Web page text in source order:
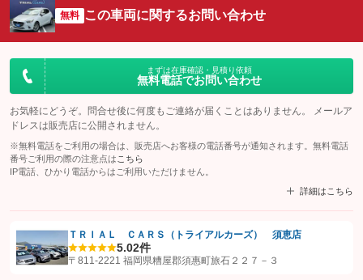
無料 この車両に関するお問い合わせ
まずは在庫確認・見積り依頼
無料電話でお問い合わせ
お気軽にどうぞ。問合せ後に何度もご連絡が届くことはありません。 メールア
ドレスは販売店に公開されません。
※無料電話をご利用の場合は、販売店へお客様の電話番号が通知されます。無料電話
番号ご利用の際の注意点は こちら
IP電話、ひかり電話からはご利用いただけません。
詳細はこちら
【STEP1】認証画面でグーネットを友だち追加してから「許可する」ボタンを押
ＴＲＩＡＬ ＣＡＲＳ（トライアルカーズ） 須恵店
5.02件
〒811-2221 福岡県糟屋郡須惠町旅石２２７－３